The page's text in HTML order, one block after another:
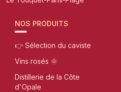
NOS PRODUITS
👉 Sélection du caviste
Vins rosés 🌞
Distillerie de la Côte
d'Opale